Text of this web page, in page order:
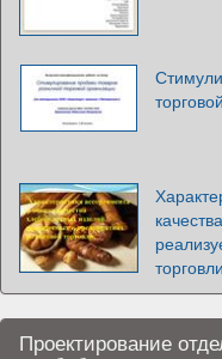
торговли
Проектирование